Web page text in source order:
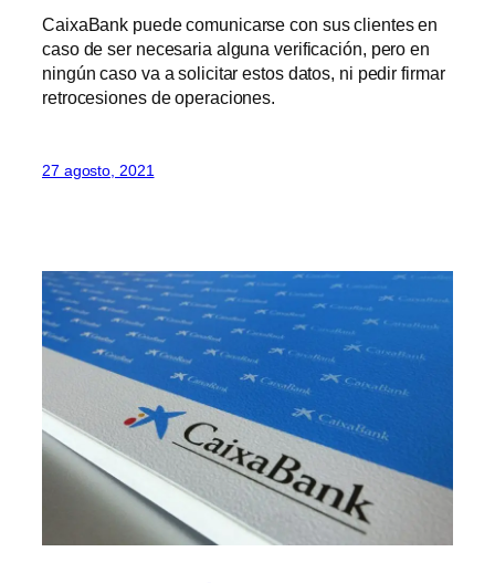
CaixaBank puede comunicarse con sus clientes en
caso de ser necesaria alguna verificación, pero en
ningún caso va a solicitar estos datos, ni pedir firmar
retrocesiones de operaciones.
27 agosto, 2021